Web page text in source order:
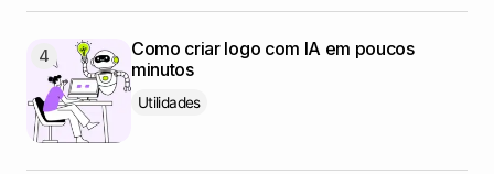
Como criar logo com IA em poucos
minutos
Utilidades